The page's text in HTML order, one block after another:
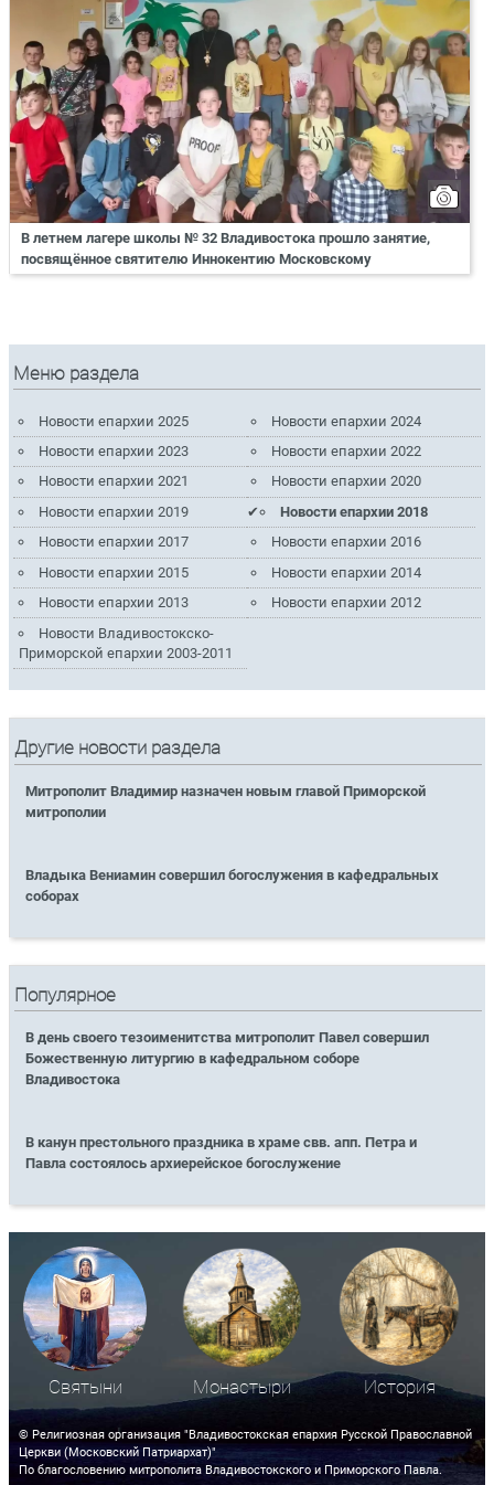
В летнем лагере школы № 32 Владивостока прошло занятие,
посвящённое святителю Иннокентию Московскому
Меню раздела
Новости епархии 2025
Новости епархии 2024
Новости епархии 2023
Новости епархии 2022
Новости епархии 2021
Новости епархии 2020
Новости епархии 2019
Новости епархии 2018
Новости епархии 2017
Новости епархии 2016
Новости епархии 2015
Новости епархии 2014
Новости епархии 2013
Новости епархии 2012
Новости Владивостокско-
Приморской епархии 2003-2011
Другие новости раздела
Митрополит Владимир назначен новым главой Приморской
митрополии
Владыка Вениамин совершил богослужения в кафедральных
соборах
Популярное
В день своего тезоименитства митрополит Павел совершил
Божественную литургию в кафедральном соборе
Владивостока
В канун престольного праздника в храме свв. апп. Петра и
Павла состоялось архиерейское богослужение
Святыни Монастыри История
© Религиозная организация "Владивостокская епархия Русской Православной
Церкви (Московский Патриархат)"
По благословению митрополита Владивостокского и Приморского Павла.